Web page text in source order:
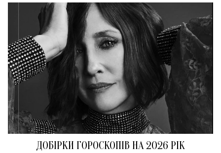
ДОБІРКИ ГОРОСКОПІВ НА 2026 РІК